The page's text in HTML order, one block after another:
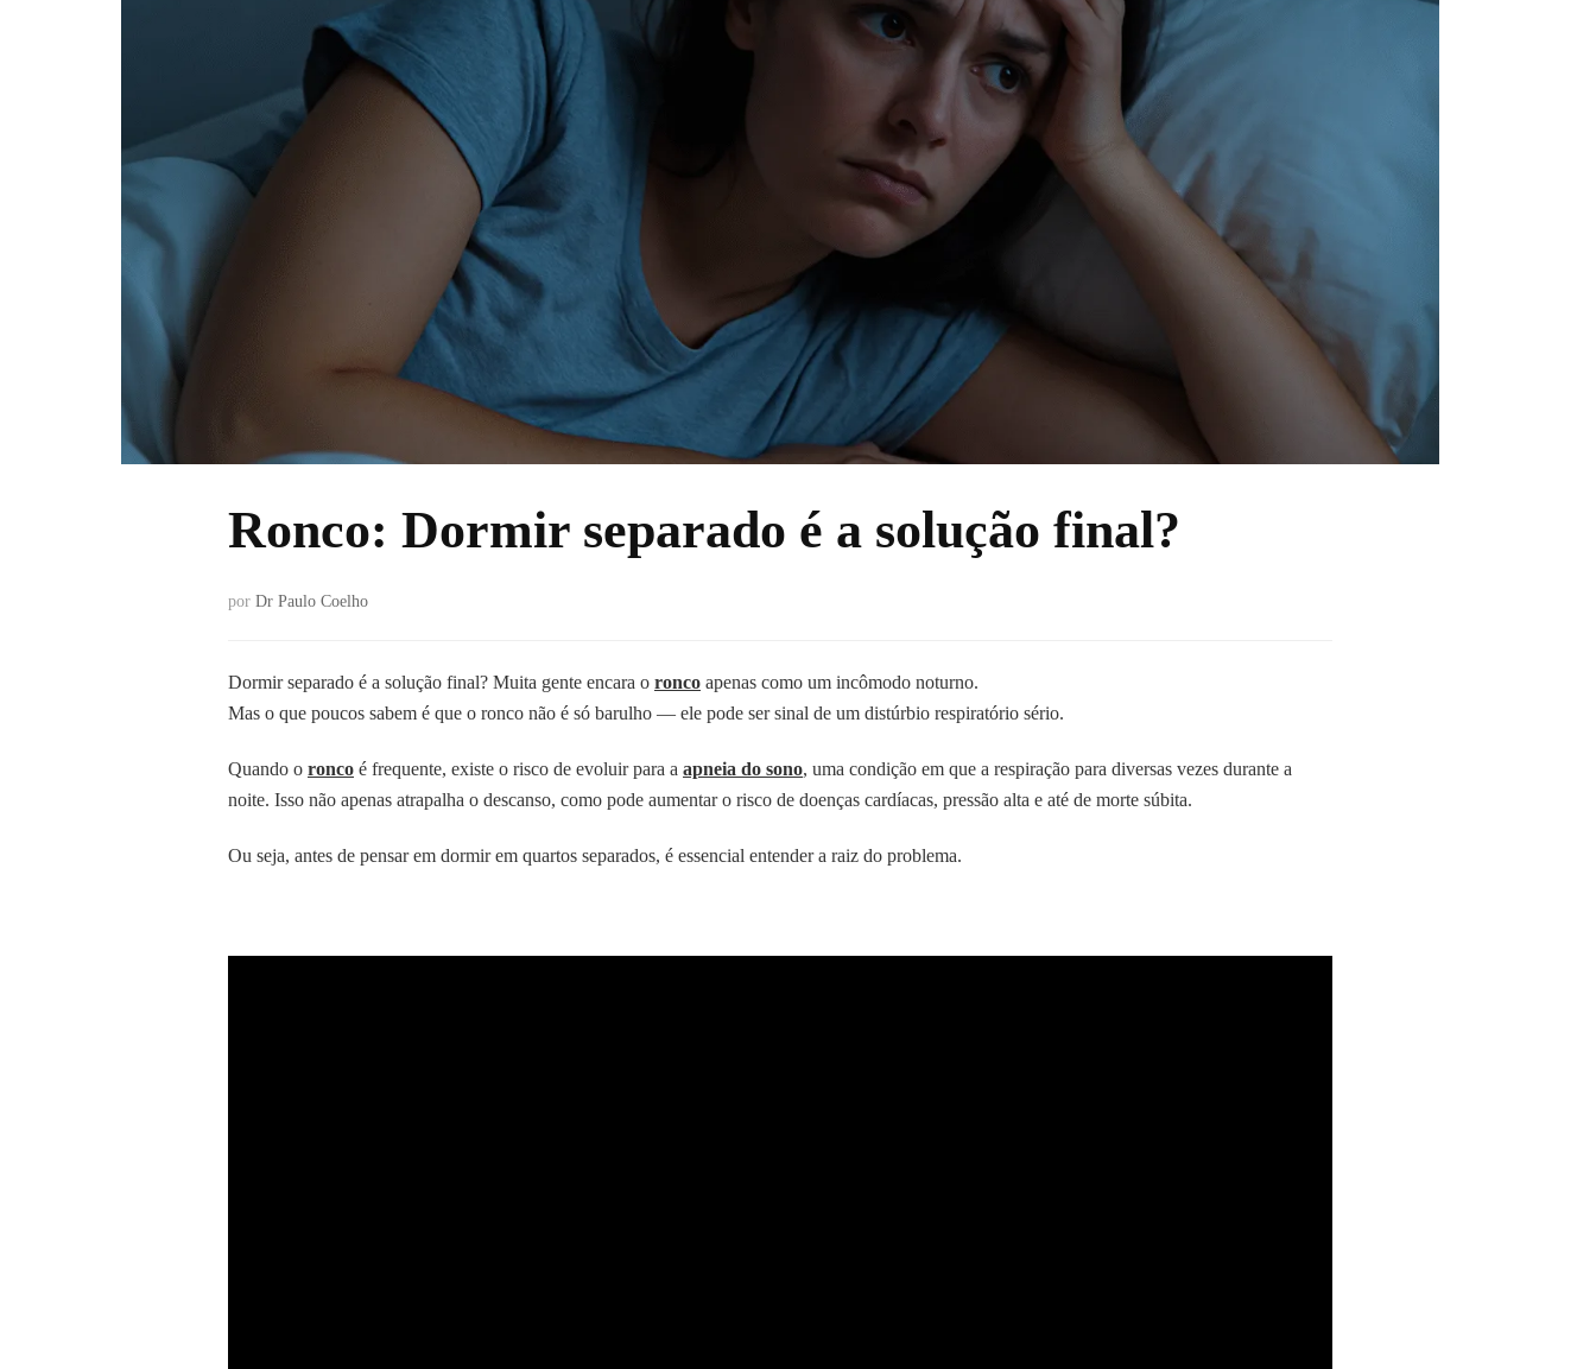
Ronco: Dormir separado é a solução final?
por Dr Paulo Coelho
Dormir separado é a solução final? Muita gente encara o ronco apenas como um incômodo noturno.
Mas o que poucos sabem é que o ronco não é só barulho — ele pode ser sinal de um distúrbio respiratório sério.
Quando o ronco é frequente, existe o risco de evoluir para a apneia do sono, uma condição em que a respiração para diversas vezes durante a
noite. Isso não apenas atrapalha o descanso, como pode aumentar o risco de doenças cardíacas, pressão alta e até de morte súbita.
Ou seja, antes de pensar em dormir em quartos separados, é essencial entender a raiz do problema.